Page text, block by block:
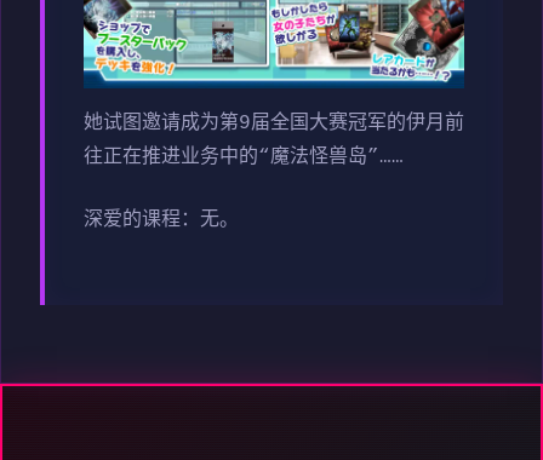
她试图邀请成为第9届全国大赛冠军的伊月前
往正在推进业务中的“魔法怪兽岛”……
深爱的课程：无。